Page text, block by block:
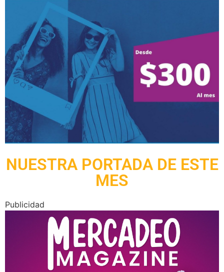
NUESTRA PORTADA DE ESTE
MES
Publicidad